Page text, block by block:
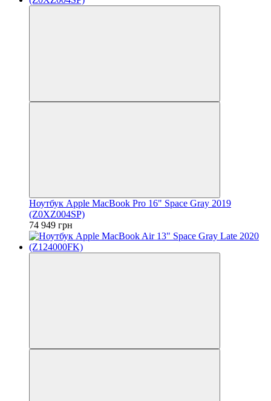
Ноутбук Apple MacBook Pro 16" Space Gray 2019
(Z0XZ004SP)
74 949 грн